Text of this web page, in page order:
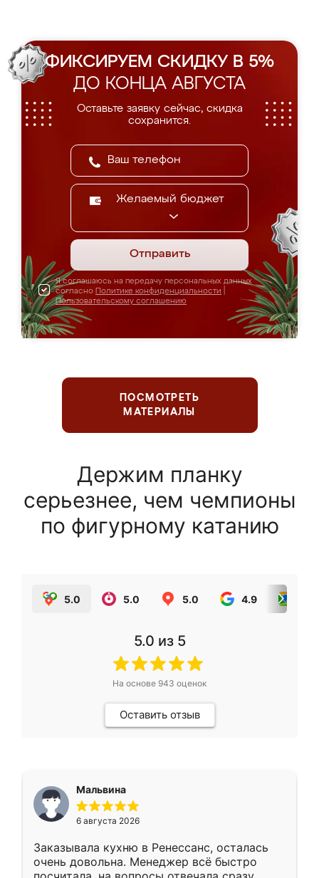
ФИКСИРУЕМ СКИДКУ В 5%
ДО КОНЦА АВГУСТА
Оставьте заявку сейчас, скидка
сохранится.
Желаемый бюджет
Отправить
Я соглашаюсь на передачу персональных данных
согласно Политике конфиденциальности
Пользовательскому соглашению
ПОСМОТРЕТЬ
МАТЕРИАЛЫ
Держим планку
серьезнее, чем чемпионы
по фигурному катанию
5.0 5.0 5.0 4.9
5.0 из 5
На основе 943 оценок
Оставить отзыв
Мальвина
6 августа 2026
Заказывала кухню в Ренессанс, осталась
очень довольна. Менеджер всё быстро